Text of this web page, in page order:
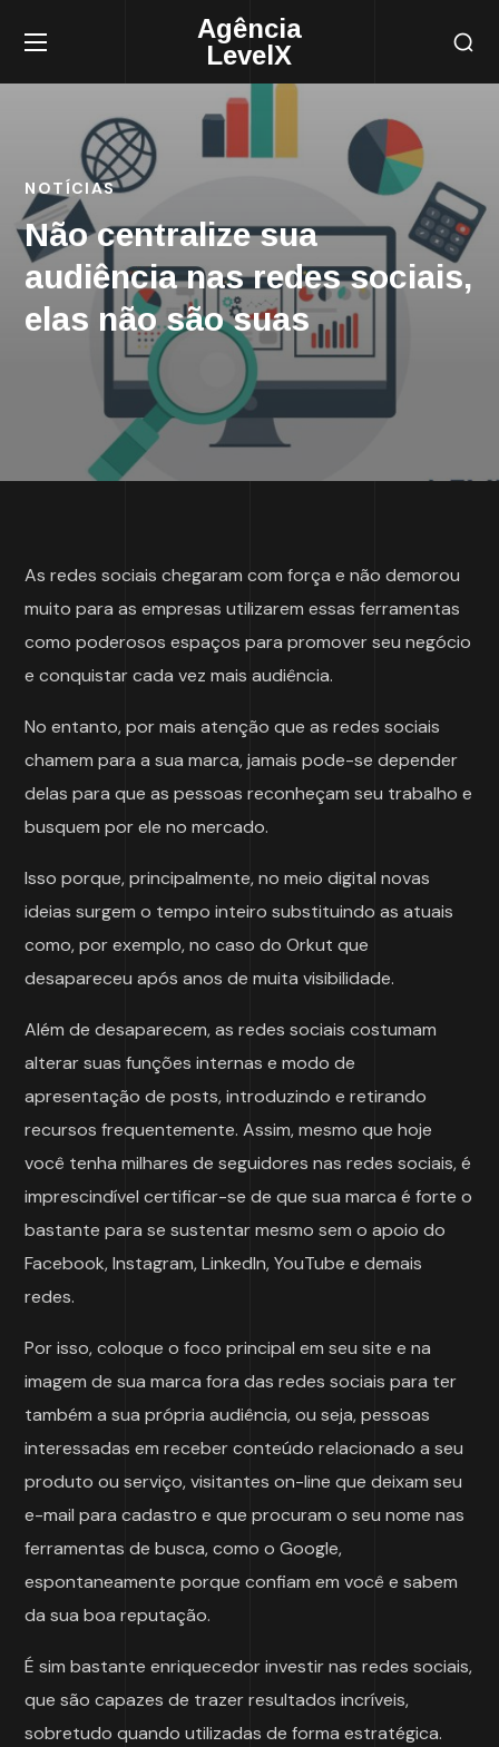
Agência
LevelX
NOTÍCIAS
Não centralize sua
audiência nas redes sociais,
elas não são suas
As redes sociais chegaram com força e não demorou
muito para as empresas utilizarem essas ferramentas
como poderosos espaços para promover seu negócio
e conquistar cada vez mais audiência.
No entanto, por mais atenção que as redes sociais
chamem para a sua marca, jamais pode-se depender
delas para que as pessoas reconheçam seu trabalho e
busquem por ele no mercado.
Isso porque, principalmente, no meio digital novas
ideias surgem o tempo inteiro substituindo as atuais
como, por exemplo, no caso do Orkut que
desapareceu após anos de muita visibilidade.
Além de desaparecem, as redes sociais costumam
alterar suas funções internas e modo de
apresentação de posts, introduzindo e retirando
recursos frequentemente. Assim, mesmo que hoje
você tenha milhares de seguidores nas redes sociais, é
imprescindível certificar-se de que sua marca é forte o
bastante para se sustentar mesmo sem o apoio do
Facebook, Instagram, LinkedIn, YouTube e demais
redes.
Por isso, coloque o foco principal em seu site e na
imagem de sua marca fora das redes sociais para ter
também a sua própria audiência, ou seja, pessoas
interessadas em receber conteúdo relacionado a seu
produto ou serviço, visitantes on-line que deixam seu
e-mail para cadastro e que procuram o seu nome nas
ferramentas de busca, como o Google,
espontaneamente porque confiam em você e sabem
da sua boa reputação.
É sim bastante enriquecedor investir nas redes sociais,
que são capazes de trazer resultados incríveis,
sobretudo quando utilizadas de forma estratégica.